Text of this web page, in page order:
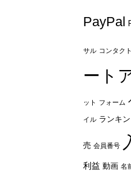
PayPal
サル コンタク
ート
ット フォーム
イル ランキ
売 会員番号
利益 動画 名